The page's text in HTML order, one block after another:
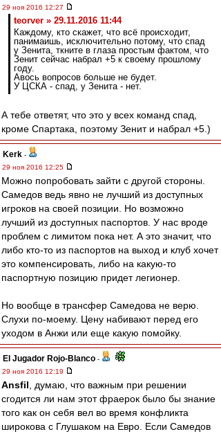
29 ноя 2016 12:27
teorver » 29.11.2016 11:44
Каждому, кто скажет, что всё происходит,
панимаишь, исключительно потому, что спад
у Зенита, ткните в глаза простым фактом, что
Зенит сейчас набрал +5 к своему прошлому
году.
Авось вопросов больше не будет.
У ЦСКА - спад, у Зенита - нет.
А тебе ответят, что это у всех команд спад,
кроме Спартака, поэтому Зенит и набрал +5.)
Kerk -
29 ноя 2016 12:25
Можно попробовать зайти с другой стороны.
Самедов ведь явно не лучший из доступных
игроков на своей позиции. Но возможно
лучший из доступных паспортов. У нас вроде
проблем с лимитом пока нет. А это значит, что
либо кто-то из паспортов на выход и клуб хочет
это компенсировать, либо на какую-то
паспортную позицию придет легионер.
Но вообще в трансфер Самедова не верю.
Слухи по-моему. Цену набивают перед его
уходом в Анжи или еще какую помойку.
El Jugador Rojo-Blanco -
29 ноя 2016 12:19
Ansfil , думаю, что важным при решении
сгодится ли нам этот фраерок было бы знание
того как он себя вел во время конфликта
широкова с Глушаком на Евро. Если Самедов